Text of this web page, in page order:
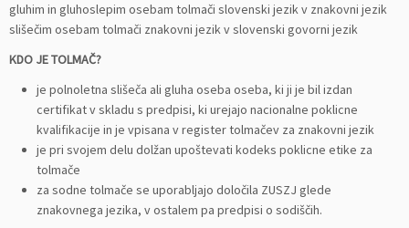
gluhim in gluhoslepim osebam tolmači slovenski jezik v znakovni jezik
slišečim osebam tolmači znakovni jezik v slovenski govorni jezik
KDO JE TOLMAČ?
je polnoletna slišeča ali gluha oseba oseba, ki ji je bil izdan
certifikat v skladu s predpisi, ki urejajo nacionalne poklicne
kvalifikacije in je vpisana v register tolmačev za znakovni jezik
je pri svojem delu dolžan upoštevati kodeks poklicne etike za
tolmače
za sodne tolmače se uporabljajo določila ZUSZJ glede
znakovnega jezika, v ostalem pa predpisi o sodiščih.